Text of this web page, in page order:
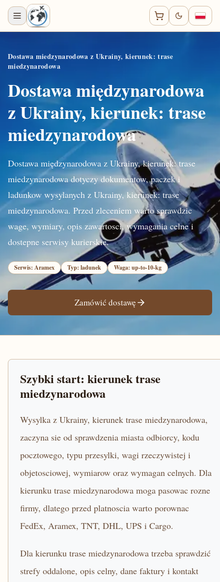
Dostawa miedzynarodowa z Ukrainy, kierunek: trase
miedzynarodowa
Dostawa międzynarodowa
z Ukrainy, kierunek: trase
miedzynarodowa
Dostawa międzynarodowa z Ukrainy, kierunek: trase
miedzynarodowa dotyczy dokumentow, paczek i
ladunkow wysylanych z Ukrainy, kierunek: trase
miedzynarodowa. Przed zleceniem warto sprawdzic
wage, wymiary, opis zawartosci, wymagania celne i
dostepne serwisy kurierskie.
Serwis: Aramex Typ: ladunek Waga: up-to-10-kg
Zamówić dostawę
Szybki start: kierunek trase
miedzynarodowa
Wysylka z Ukrainy, kierunek trase miedzynarodowa,
zaczyna sie od sprawdzenia miasta odbiorcy, kodu
pocztowego, typu przesylki, wagi rzeczywistej i
objetosciowej, wymiarow oraz wymagan celnych. Dla
kierunku trase miedzynarodowa moga pasowac rozne
firmy, dlatego przed platnoscia warto porownac
FedEx, Aramex, TNT, DHL, UPS i Cargo.
Dla kierunku trase miedzynarodowa trzeba sprawdzić
strefy oddalone, opis celny, dane faktury i kontakt